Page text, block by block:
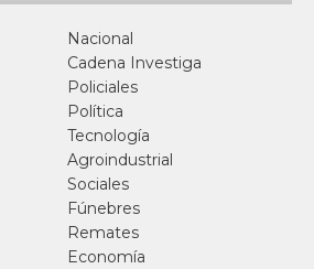
Nacional
Cadena Investiga
Policiales
Política
Tecnología
Agroindustrial
Sociales
Fúnebres
Remates
Economía